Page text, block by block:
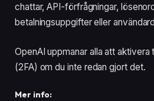
chattar, API-förfrågningar,
betalningsuppgifter eller
OpenAI uppmanar alla att
(2FA) om du inte redan gjort det.
Mer info: